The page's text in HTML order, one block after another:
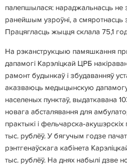
палепшылася: нараджальнасць не
ранейшым узроўні, а смяротнасць
Працягласць жыцця склала 75,1
На рэканструкцыю памяшкання
дапамогі Карэліцкай ЦРБ
рамонт будынкаў і збудаванняў
аказваюць медыцынскую
населеных пунктаў, выдаткавана
новага абсталявання для
практыкі і фельчарска-
тыс. рублёў. У бягучым годзе
рэнтгенаўскага кабінета
тыс. рублёў. На днях набылі дзве